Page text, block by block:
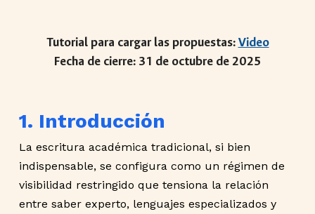
Tutorial para cargar las propuestas:Video
Fecha de cierre: 31 de octubre de 2025
1. Introducción
La escritura académica tradicional, si bien
indispensable, se configura como un régimen de
visibilidad restringido que tensiona la relación
entre saber experto, lenguajes especializados y